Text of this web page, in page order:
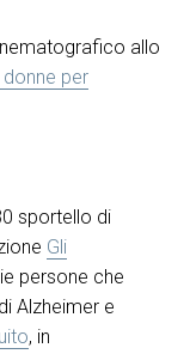
allo
donne per
sportello di
Gli
persone che
Alzheimer e
, in